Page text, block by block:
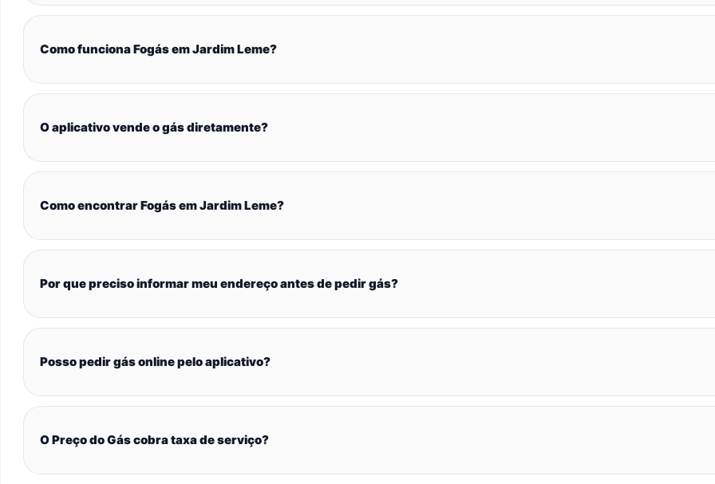
Como funciona Fogás em Jardim Leme?
O aplicativo vende o gás diretamente?
Como encontrar Fogás em Jardim Leme?
Por que preciso informar meu endereço antes de pedir gás?
Posso pedir gás online pelo aplicativo?
O Preço do Gás cobra taxa de serviço?